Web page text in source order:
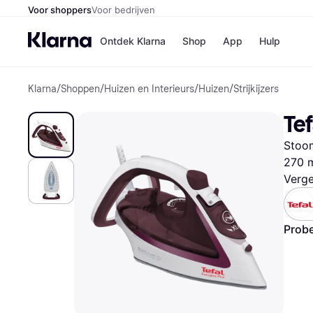
Voor shoppersVoor bedrijven
Ontdek Klarna Shop
Winkels
Bol
H&M
App Hulp
Klarna/Shoppen/Huizen en Interieurs/Huizen/Strijkijzers
270